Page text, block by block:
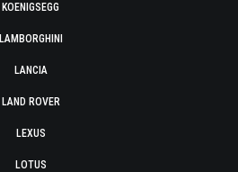
KOENIGSEGG
LAMBORGHINI
LANCIA
LAND ROVER
LEXUS
LOTUS